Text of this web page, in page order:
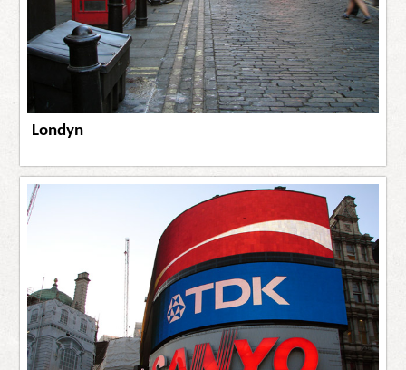
Londyn